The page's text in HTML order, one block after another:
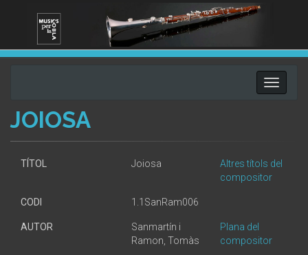
Toggle
JOIOSA
TÍTOL Joiosa
Altres títols del
compositor
CODI 1.1SanRam006
AUTOR
Sanmartín i
Ramon, Tomàs
Plana del
compositor